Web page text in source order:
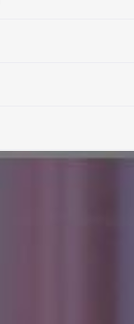
при получении
счету в любом